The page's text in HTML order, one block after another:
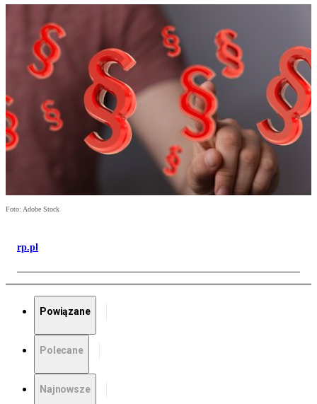
Foto: Adobe Stock
rp.pl
Powiązane
Polecane
Najnowsze